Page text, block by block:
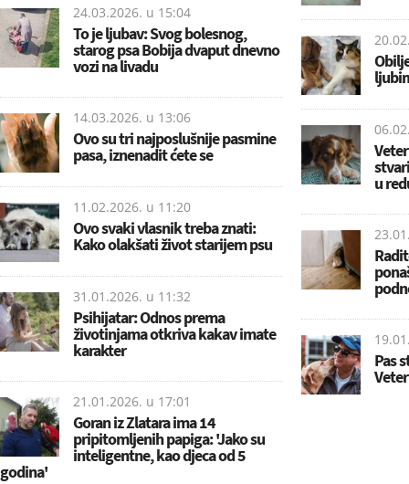
24.03.2026. u 15:04
To je ljubav: Svog bolesnog,
starog psa Bobija dvaput dnevno
vozi na livadu
14.03.2026. u 13:06
Ovo su tri najposlušnije pasmine
pasa, iznenadit ćete se
11.02.2026. u 11:20
Ovo svaki vlasnik treba znati:
Kako olakšati život starijem psu
31.01.2026. u 11:32
Psihijatar: Odnos prema
životinjama otkriva kakav imate
karakter
21.01.2026. u 17:01
Goran iz Zlatara ima 14
pripitomljenih papiga: 'Jako su
inteligentne, kao djeca od 5
godina'
u
Pas